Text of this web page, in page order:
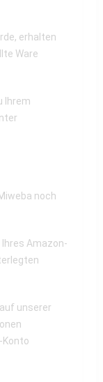
erhalten
Ware
Ihrem
noch
Amazon-
unserer
Konto